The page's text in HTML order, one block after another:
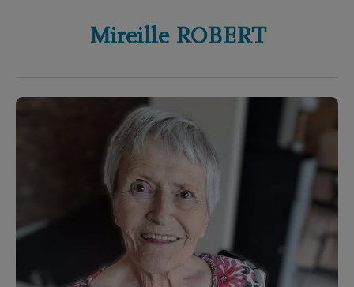
Mireille ROBERT